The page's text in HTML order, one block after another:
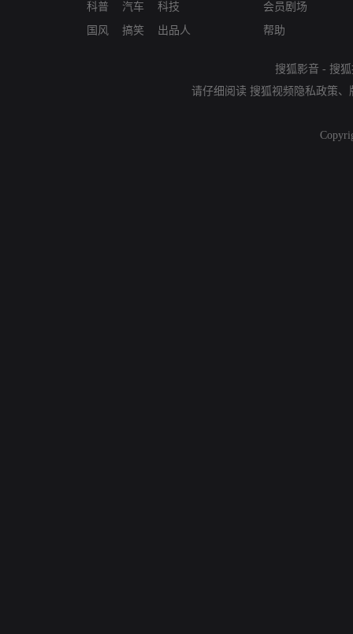
科普
国风
汽车
搞笑
科技
出品人
会员剧场
帮助
搜狐影音 - 搜
请仔细阅读 搜狐视频隐私政策、